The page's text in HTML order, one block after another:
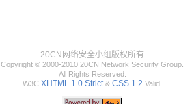
20CN网络安全小组版权所有
Copyright © 2000-2010 20CN Network Security Group.
All Rights Reserved.
W3C XHTML 1.0 Strict & CSS 1.2 Valid.